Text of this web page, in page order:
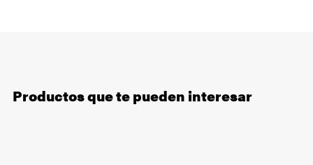
Productos que te pueden interesar